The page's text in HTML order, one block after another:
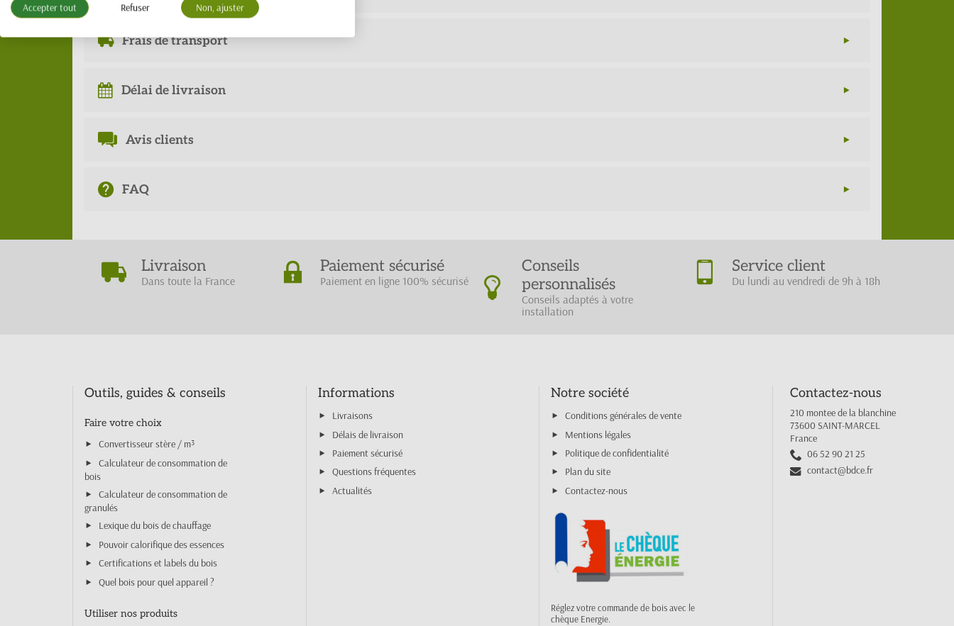
Frais de transport
Délai de livraison
Avis clients
FAQ
Livraison
Dans toute la France
Paiement sécurisé
Paiement en ligne 100% sécurisé
Conseils
personnalisés
Conseils adaptés à votre
installation
Service client
Du lundi au vendredi de 9h à 18h
Outils, guides & conseils
Faire votre choix
Convertisseur stère / m³
Calculateur de consommation de
bois
Calculateur de consommation de
granulés
Lexique du bois de chauffage
Pouvoir calorifique des essences
Certifications et labels du bois
Quel bois pour quel appareil ?
Utiliser nos produits
Informations
Livraisons
Délais de livraison
Paiement sécurisé
Questions fréquentes
Actualités
Notre société
Conditions générales de vente
Mentions légales
Politique de confidentialité
Plan du site
Contactez-nous
Réglez votre commande de bois avec le
chèque Energie.
Contactez-nous
210 montee de la blanchine
73600 SAINT-MARCEL
France
06 52 90 21 25
contact@bdce.fr
Accepter tout Refuser Non, ajuster